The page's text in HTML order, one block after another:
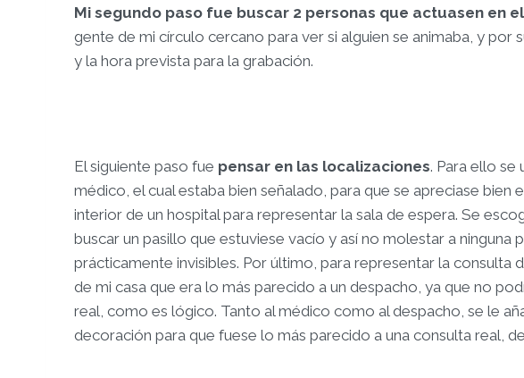
Mi segundo paso fue buscar 2 personas que actuasen en
gente de mi círculo cercano para ver si alguien se animaba, y por
y la hora prevista para la grabación.
El siguiente paso fue pensar en las localizaciones. Para ello
médico, el cual estaba bien señalado, para que se apreciase bien
interior de un hospital para representar la sala de espera. Se
buscar un pasillo que estuviese vacío y así no molestar a ninguna
prácticamente invisibles. Por último, para representar la consulta
de mi casa que era lo más parecido a un despacho, ya que no
real, como es lógico. Tanto al médico como al despacho, se le
decoración para que fuese lo más parecido a una consulta real,